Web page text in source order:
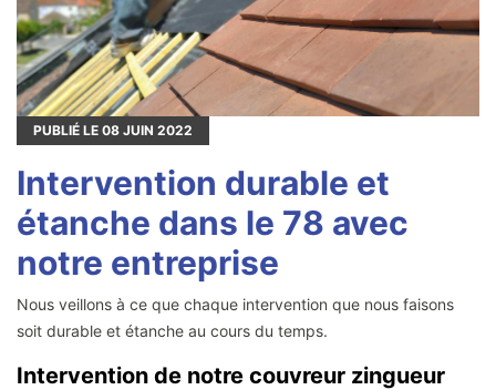
PUBLIÉ LE 08 JUIN 2022
Intervention durable et
étanche dans le 78 avec
notre entreprise
Nous veillons à ce que chaque intervention que nous faisons
soit durable et étanche au cours du temps.
Intervention de notre couvreur zingueur